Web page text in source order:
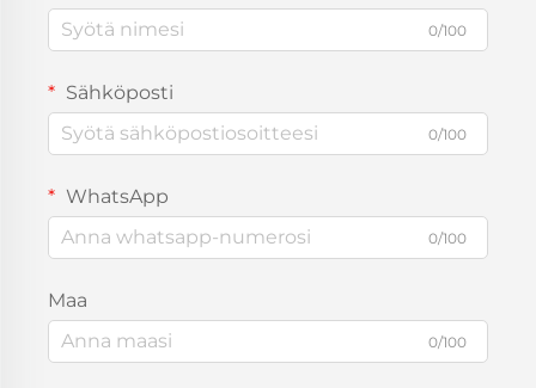
0/100
Sähköposti
0/100
WhatsApp
0/100
Maa
0/100